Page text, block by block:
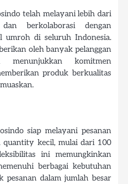
telah melayani lebih dari
berkolaborasi dengan
umroh di seluruh Indonesia.
oleh banyak pelanggan
komitmen
produk berkualitas
siap melayani pesanan
quantity kecil, mulai dari 100
ini memungkinkan
berbagai kebutuhan
pesanan dalam jumlah besar